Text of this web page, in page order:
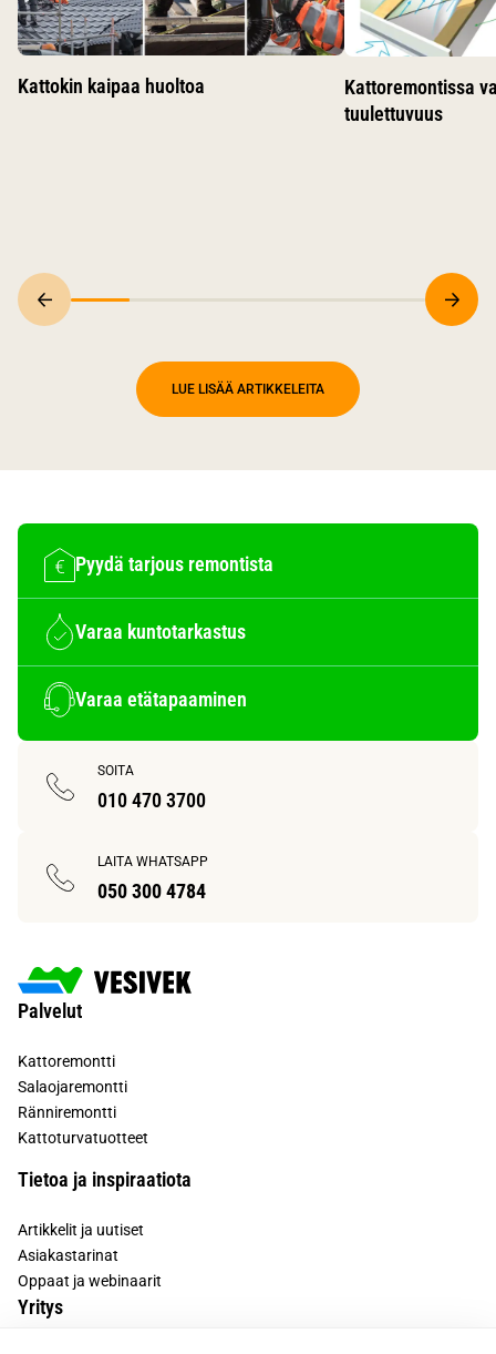
Kattokin kaipaa huoltoa
Kattoremontissa
tuulettuvuus
LUE LISÄÄ ARTIKKELEITA
Pyydä tarjous remontista
Varaa kuntotarkastus
Varaa etätapaaminen
SOITA
010 470 3700
LAITA WHATSAPP
050 300 4784
Palvelut
Kattoremontti
Salaojaremontti
Ränniremontti
Kattoturvatuotteet
Tietoa ja inspiraatiota
Artikkelit ja uutiset
Asiakastarinat
Oppaat ja webinaarit
Yritys